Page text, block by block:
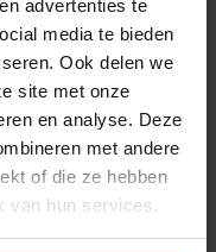
advertenties te
media te bieden
Ook delen we
site met onze
en analyse. Deze
met andere
of die ze hebben
van hun services.
—
—
—